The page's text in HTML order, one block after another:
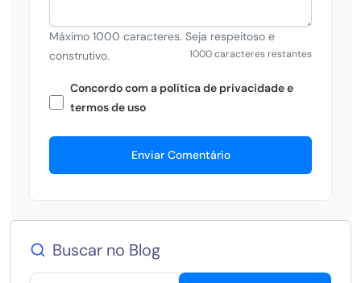
Máximo 1000 caracteres. Seja respeitoso e
construtivo.
1000 caracteres restantes
Concordo com a política de privacidade e
termos de uso
Enviar Comentário
Buscar no Blog